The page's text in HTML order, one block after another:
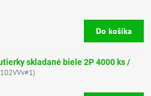
Do košíka
skladané biele 2P 4000 ks /